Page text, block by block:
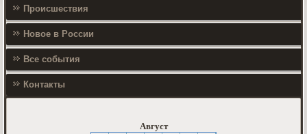
Происшествия
Новое в России
Все события
Контакты
Август